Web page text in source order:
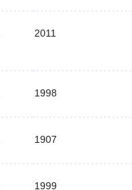
2011
1998
1907
1999